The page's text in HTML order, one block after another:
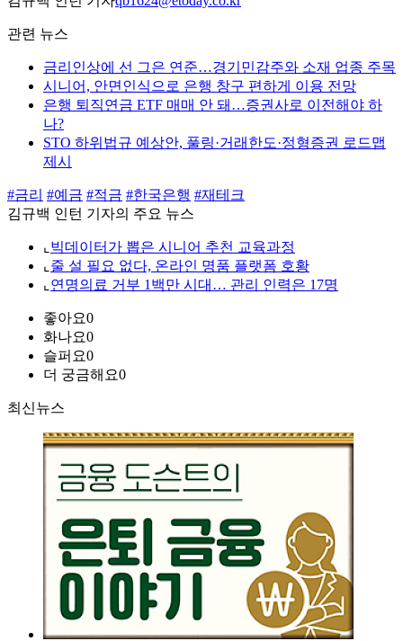
관련 뉴스
금리인상에 선 그은 연준…경기민감주와 소재 업종 주목
시니어, 안면인식으로 은행 창구 편하게 이용 전망
은행 퇴직연금 ETF 매매 안 돼…증권사로 이전해야 하
나?
STO 하위법규 예상안, 풀링·거래한도·정형증권 로드맵
제시
#금리 #예금 #적금 #한국은행 #재테크
김규백 인턴 기자의 주요 뉴스
⌞ 빅데이터가 뽑은 시니어 추천 교육과정
⌞ 줄 설 필요 없다, 온라인 명품 플랫폼 호황
⌞ 연명의료 거부 1백만 시대… 관리 인력은 17명
좋아요0
화나요0
슬퍼요0
더 궁금해요0
최신뉴스